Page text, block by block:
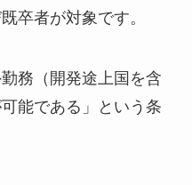
卒者が対象です。
務（開発途上国を含
能である」という条